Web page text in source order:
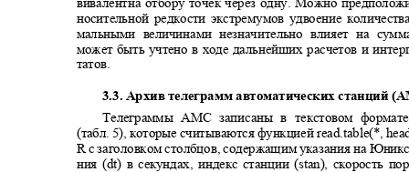
вивалентна отбору точек через одну. Можно
носительной редкости экстремумов удвоение
мальными величинами незначительно влияет на
может быть учтено в ходе дальнейших расчетов и
татов.
3.3. Архив телеграмм автоматических станций
Телеграммы АМС записаны в текстовом
(табл. 5), которые считываются функцией read.table(*,
R с заголовком столбцов, содержащим указания на Юникс
ния (dt) в секундах, индекс станции (stan), скорость